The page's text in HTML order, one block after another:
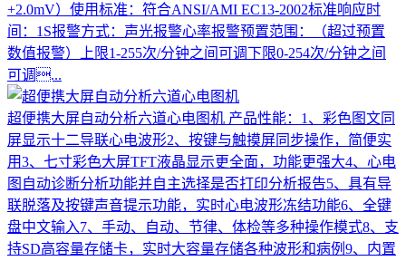
+2.0mV）使用标准：符合ANSI/AMI EC13-2002标准响应时
间：1S报警方式：声光报警心率报警预置范围：（超过预置
数值报警）上限1-255次/分钟之间可调下限0-254次/分钟之间
可调...
超便携大屏自动分析六道心电图机 产品性能：1、彩色图文同
屏显示十二导联心电波形2、按键与触摸屏同步操作，简便实
用3、七寸彩色大屏TFT液晶显示更全面，功能更强大4、心电
图自动诊断分析功能并自主选择是否打印分析报告5、具有导
联脱落及按键声音提示功能，实时心电波形冻结功能6、全键
盘中文输入7、手动、自动、节律、体检等多种操作模式8、支
持SD高容量存储卡，实时大容量存储各种波形和病例9、内置